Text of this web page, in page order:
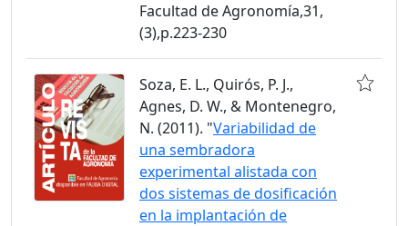
Facultad de Agronomía,31,
(3),p.223-230
Soza, E. L., Quirós, P. J.,
Agnes, D. W., & Montenegro,
N. (2011). "Variabilidad de
una sembradora
experimental alistada con
dos sistemas de dosificación
en la implantación de